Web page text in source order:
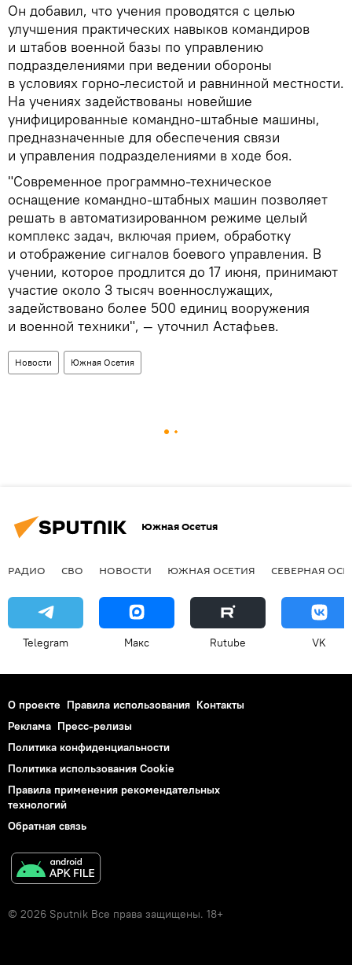
Он добавил, что учения проводятся с целью
улучшения практических навыков командиров
и штабов военной базы по управлению
подразделениями при ведении обороны
в условиях горно-лесистой и равнинной местности.
На учениях задействованы новейшие
унифицированные командно-штабные машины,
предназначенные для обеспечения связи
и управления подразделениями в ходе боя.
"Современное программно-техническое
оснащение командно-штабных машин позволяет
решать в автоматизированном режиме целый
комплекс задач, включая прием, обработку
и отображение сигналов боевого управления. В
учении, которое продлится до 17 июня, принимают
участие около 3 тысяч военнослужащих,
задействовано более 500 единиц вооружения
и военной техники", — уточнил Астафьев.
Новости Южная Осетия
Южная Осетия
РАДИО СВО НОВОСТИ ЮЖНАЯ ОСЕТИЯ СЕВЕРНАЯ
Telegram Макс Rutube VK
О проекте Правила использования Контакты
Реклама Пресс-релизы
Политика конфиденциальности
Политика использования Cookie
Правила применения рекомендательных
технологий
Обратная связь
© 2026 Sputnik Все права защищены. 18+